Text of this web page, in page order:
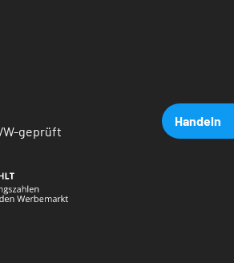
Handeln
geprüft